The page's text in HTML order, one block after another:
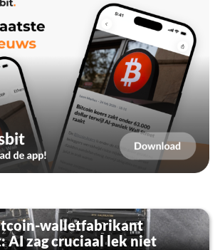
walletfabrikant
AI zag cruciaal lek niet